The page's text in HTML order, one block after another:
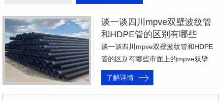
谈一谈四川mpve双壁波纹管
和HDPE管的区别有哪些
谈一谈四川mpve双壁波纹管和HDPE
管的区别有哪些市面上的mpve双壁
波…
了解详情